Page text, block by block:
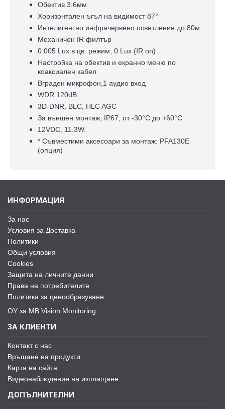
Обектив 3.6мм
Хоризонтален ъгъл на видимост 87°
Интелигентно инфрачервено осветление до 80м
Механичен IR филтър
0.005 Lux в цв. режим, 0 Lux (IR on)
Настройка на обектив и екранно меню по
коаксиален кабел
Вграден микрофон,1 аудио вход
WDR 120dB
3D-DNR, BLC, HLC AGC
За външен монтаж, IP67, oт -30°С до +60°С
12VDC, 11.3W.
* Съвместими аксесоари за монтаж: PFA130Е
(опция)
ИНФОРМАЦИЯ
За нас
Условия за Доставка
Политики
Общи условия
Cookies
Защита на личните данни
Права на потребителите
Политика за ценообразуване
ОУ за MB Vision Monitoring
ЗА КЛИЕНТИ
Контакт с нас
Връщане на продукти
Карта на сайта
Видеонаблюдение на изплащане
ДОПЪЛНИТЕЛНИ